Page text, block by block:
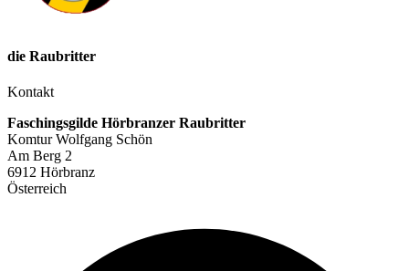
die Raubritter
Kontakt
Faschingsgilde Hörbranzer Raubritter
Komtur Wolfgang Schön
Am Berg 2
6912 Hörbranz
Österreich